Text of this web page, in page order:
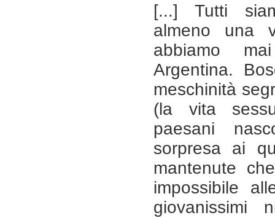
[...] Tutti
almeno una
abbiamo
Argentina.
meschinità
(la vita
paesani
sorpresa ai
mantenute
impossibile
giovanissimi